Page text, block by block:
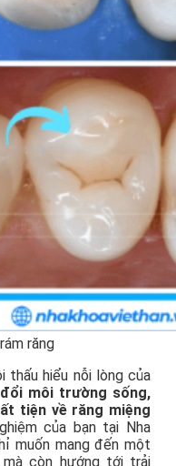
răng
thấu hiểu nỗi lòng của
môi trường sống,
tiện về răng miệng
của bạn tại Nha
muốn mang đến một
còn hướng tới trải